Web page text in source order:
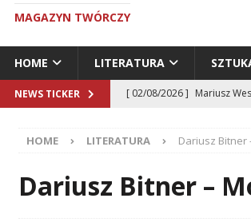
MAGAZYN TWÓRCZY
HOME LITERATURA
NEWS TICKER [ 02/08/2026 ] Mariusz
[ 23/07/2026 ] Dariusz
[ 19/07/2026 ]
Tomasz
HOME LITERATURA Dariusz Bitner
Dariusz Bitner –